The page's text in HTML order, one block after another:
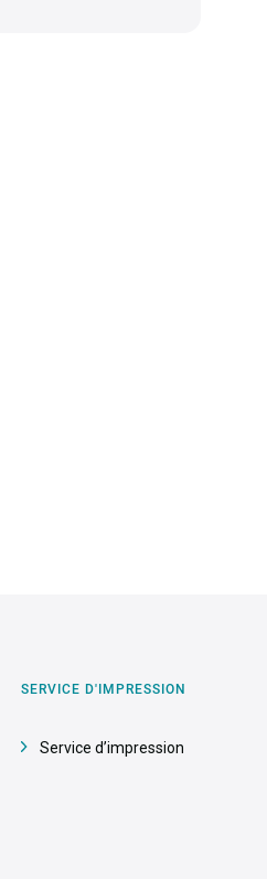
SERVICE D'IMPRESSION
Service d’impression